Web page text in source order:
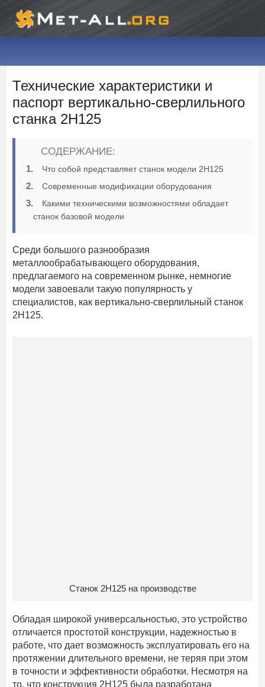
Технические характеристики и
паспорт вертикально-сверлильного
станка 2Н125
СОДЕРЖАНИЕ:
Что собой представляет станок модели 2Н125
Современные модификации оборудования
Какими техническими возможностями обладает
станок базовой модели
Среди большого разнообразия
металлообрабатывающего оборудования,
предлагаемого на современном рынке, немногие
модели завоевали такую популярность у
специалистов, как вертикально-сверлильный станок
2Н125.
Станок 2Н125 на производстве
Обладая широкой универсальностью, это устройство
отличается простотой конструкции, надежностью в
работе, что дает возможность эксплуатировать его на
протяжении длительного времени, не теряя при этом
в точности и эффективности обработки. Несмотря на
то, что конструкция 2Н125 была разработана